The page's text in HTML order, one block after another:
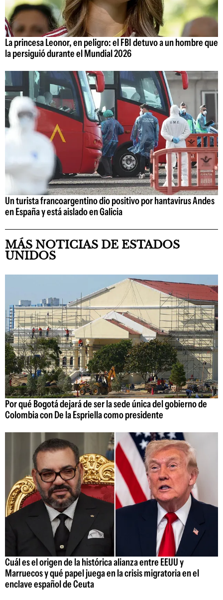
La princesa Leonor, en peligro: el FBI detuvo a un hombre que
la persiguió durante el Mundial 2026
Un turista francoargentino dio positivo por hantavirus Andes
en España y está aislado en Galicia
MÁS NOTICIAS DE ESTADOS
UNIDOS
Por qué Bogotá dejará de ser la sede única del gobierno de
Colombia con De la Espriella como presidente
Cuál es el origen de la histórica alianza entre EEUU y
Marruecos y qué papel juega en la crisis migratoria en el
enclave español de Ceuta